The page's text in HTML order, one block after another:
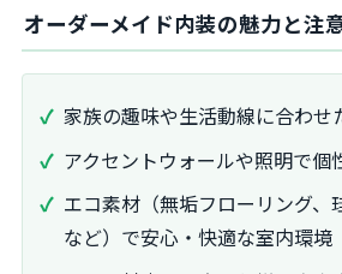
オーダーメイド内装の魅力と注
家族の趣味や生活動線に合わせ
アクセントウォールや照明で個
エコ素材（無垢フローリング、
など）で安心・快適な室内環境